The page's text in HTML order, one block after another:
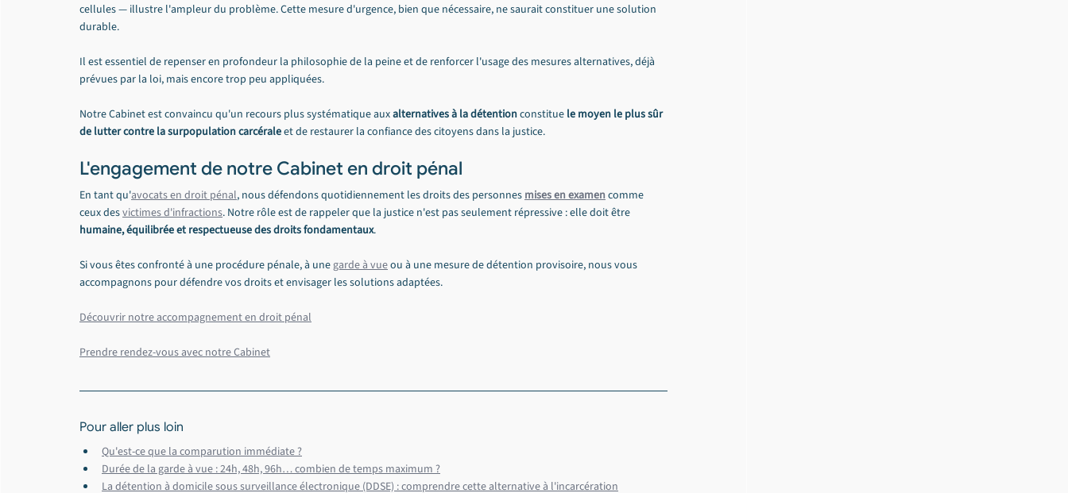
cellules — illustre l'ampleur du problème. Cette mesure d'urgence, bien que nécessaire, ne saurait constituer une solution
durable.
Il est essentiel de repenser en profondeur la philosophie de la peine et de renforcer l'usage des mesures alternatives, déjà
prévues par la loi, mais encore trop peu appliquées.
Notre Cabinet est convaincu qu'un recours plus systématique aux alternatives à la détention constitue le moyen le plus sûr
de lutter contre la surpopulation carcérale et de restaurer la confiance des citoyens dans la justice.
L'engagement de notre Cabinet en droit pénal
En tant qu'avocats en droit pénal, nous défendons quotidiennement les droits des personnes mises en examen comme
ceux des victimes d'infractions. Notre rôle est de rappeler que la justice n'est pas seulement répressive : elle doit être
humaine, équilibrée et respectueuse des droits fondamentaux.
Si vous êtes confronté à une procédure pénale, à une garde à vue ou à une mesure de détention provisoire, nous vous
accompagnons pour défendre vos droits et envisager les solutions adaptées.
Découvrir notre accompagnement en droit pénal
Prendre rendez-vous avec notre Cabinet
Pour aller plus loin
Qu'est-ce que la comparution immédiate ?
Durée de la garde à vue : 24h, 48h, 96h… combien de temps maximum ?
La détention à domicile sous surveillance électronique (DDSE) : comprendre cette alternative à l'incarcération